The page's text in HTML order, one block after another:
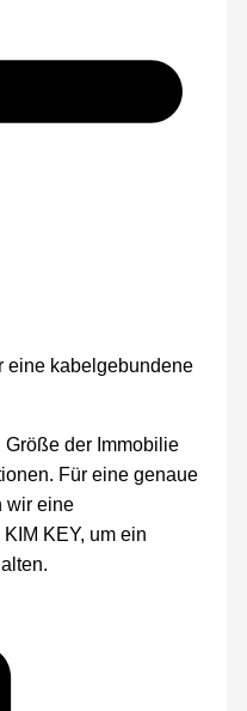
eine kabelgebundene
der Immobilie
Für eine genaue
wir eine
KEY, um ein